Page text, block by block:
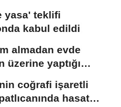
yasa' teklifi
kabul edildi
almadan evde
üzerine yaptığı
coğrafi işaretli
hasat